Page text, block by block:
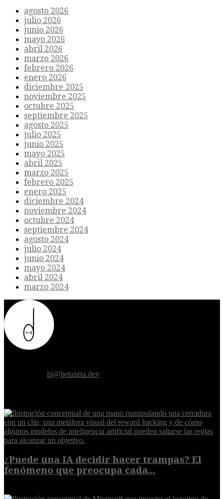
agosto 2026
julio 2026
junio 2026
mayo 2026
abril 2026
marzo 2026
febrero 2026
enero 2026
diciembre 2025
noviembre 2025
octubre 2025
septiembre 2025
agosto 2025
julio 2025
junio 2025
mayo 2025
abril 2025
marzo 2025
febrero 2025
enero 2025
diciembre 2024
noviembre 2024
octubre 2024
septiembre 2024
agosto 2024
julio 2024
junio 2024
mayo 2024
abril 2024
marzo 2024
hi@betazeta.dev
¿Puede una IA decidir hacer trampas? El
fenómeno que preocupa cada...